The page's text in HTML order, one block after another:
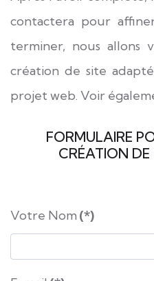
contactera pour
terminer, nous allons
création de site
projet web. Voir
FORMULAIRE
CRÉATION DE
Votre Nom (*)